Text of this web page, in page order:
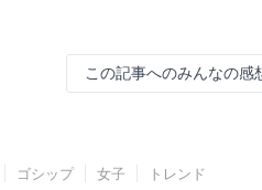
この記事へのみんなの感
ゴシップ 女子 トレンド